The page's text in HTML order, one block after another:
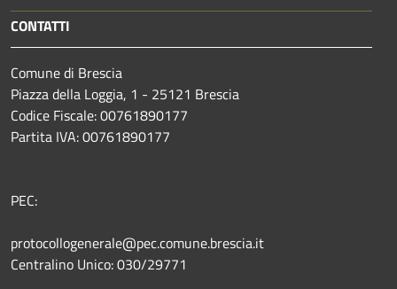
CONTATTI
Comune di Brescia
Piazza della Loggia, 1 - 25121 Brescia
Codice Fiscale: 00761890177
Partita IVA: 00761890177
PEC:
protocollogenerale@pec.comune.brescia.it
Centralino Unico: 030/29771